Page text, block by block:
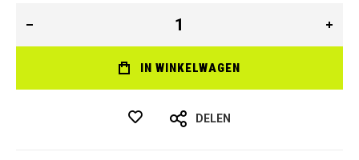
IN WINKELWAGEN
DELEN